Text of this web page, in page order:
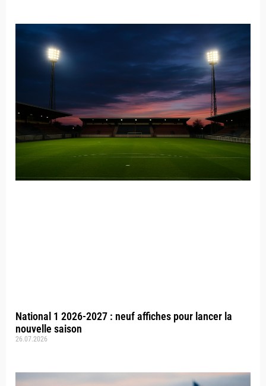
National 1 2026-2027 : neuf affiches pour lancer la
nouvelle saison
26.07.2026